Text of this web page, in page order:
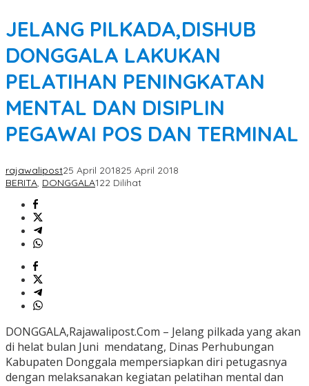
JELANG PILKADA,DISHUB
DONGGALA LAKUKAN
PELATIHAN PENINGKATAN
MENTAL DAN DISIPLIN
PEGAWAI POS DAN TERMINAL
rajawalipost25 April 201825 April 2018
BERITA, DONGGALA122 Dilihat
DONGGALA,Rajawalipost.Com – Jelang pilkada yang akan
di helat bulan Juni mendatang, Dinas Perhubungan
Kabupaten Donggala mempersiapkan diri petugasnya
dengan melaksanakan kegiatan pelatihan mental dan